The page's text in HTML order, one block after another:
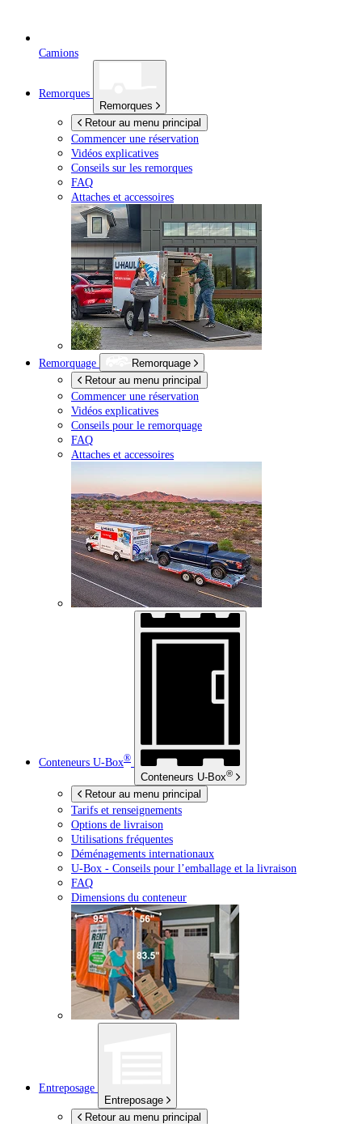
Camions
Remorques
Remorques
Retour au menu principal
Commencer une réservation
Vidéos explicatives
Conseils sur les remorques
FAQ
Attaches et accessoires
Remorquage
Remorquage
Retour au menu principal
Commencer une réservation
Vidéos explicatives
Conseils pour le remorquage
FAQ
Attaches et accessoires
Conteneurs U-Box®
Conteneurs U-Box®
Retour au menu principal
Tarifs et renseignements
Options de livraison
Utilisations fréquentes
Déménagements internationaux
U-Box - Conseils pour l’emballage et la livraison
FAQ
Dimensions du conteneur
Entreposage
Entreposage
Retour au menu principal